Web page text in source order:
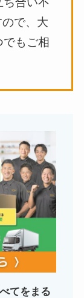
で、大
もご相
てをまる